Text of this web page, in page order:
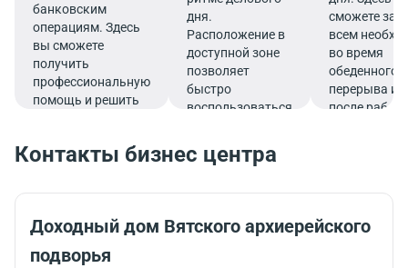
банковским
операциям. Здесь
вы сможете
получить
профессиональную
помощь и решить
комфортной
дня.
Расположение в
доступной зоне
позволяет
быстро
воспользоваться
сможете
всем
во время
обеденного
перерыва
после
Контакты бизнес центра
Доходный дом Вятского архиерейского
подворья